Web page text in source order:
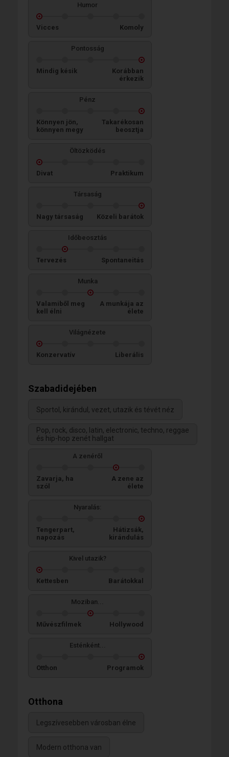
Humor
Vicces Komoly
Pontosság
Mindig késik
Korábban
érkezik
Pénz
Könnyen jön,
könnyen megy
Takarékosan
beosztja
Öltözködés
Divat Praktikum
Társaság
Nagy társaság Közeli barátok
Időbeosztás
Tervezés Spontaneitás
Munka
Valamiből meg
kell élni
A munkája az
élete
Világnézete
Konzervatív Liberális
Szabadidejében
Sportol, kirándul, vezet, utazik és tévét néz
Pop, rock, disco, latin, electronic, techno, reggae
és hip-hop zenét hallgat
A zenéről
Zavarja, ha
szól
A zene az
élete
Nyaralás:
Tengerpart,
napozás
Hátizsák,
kirándulás
Kivel utazik?
Kettesben Barátokkal
Moziban...
Művészfilmek Hollywood
Esténként...
Otthon Programok
Otthona
Legszívesebben városban élne
Modern otthona van